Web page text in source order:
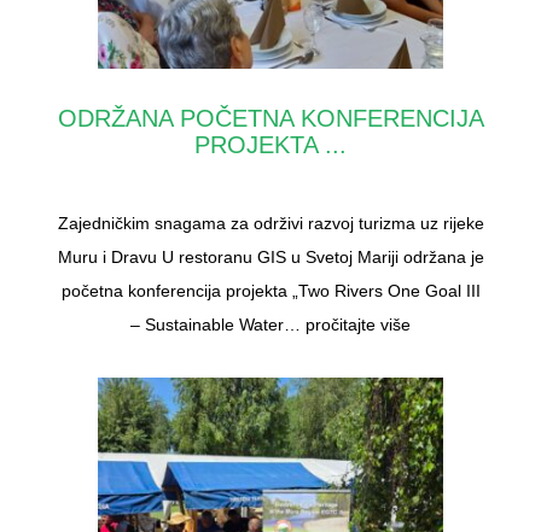
ODRŽANA POČETNA KONFERENCIJA
PROJEKTA ...
Zajedničkim snagama za održivi razvoj turizma uz rijeke
Muru i Dravu U restoranu GIS u Svetoj Mariji održana je
početna konferencija projekta „Two Rivers One Goal III
– Sustainable Water… pročitajte više